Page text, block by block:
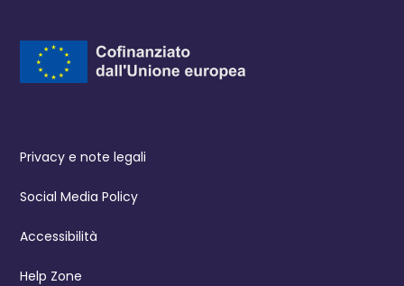
Privacy e note legali
Social Media Policy
Accessibilità
Help Zone